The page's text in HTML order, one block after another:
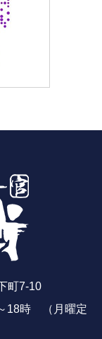
町7-10
18時 （月曜定